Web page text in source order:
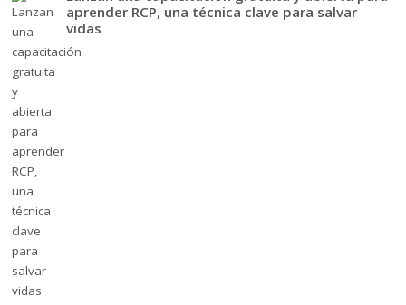
aprender RCP, una técnica clave para salvar
vidas